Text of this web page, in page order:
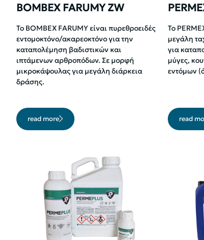
BOMBEX FARUMY ZW
Το BOMBEX FARUMY είναι πυρεθροειδές
εντομοκτόνο/ακαρεοκτόνο για την
καταπολέμηση βαδιστικών και
ιπτάμενων αρθροπόδων. Σε μορφή
μικροκάψουλας για μεγάλη διάρκεια
δράσης.
read more
To
μεγάλη
για
μύγες,
εντόμων
read